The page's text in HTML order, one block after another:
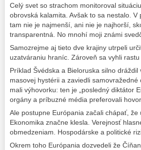
Celý svet so strachom monitoroval
obrovská kalamita. Avšak to sa nestalo.
tam nie je najmenší, ani nie je najhorší,
transparentná. No mnohí moji známi
Samozrejme aj tieto dve krajiny utrpeli
uzatváraniu hraníc. Zároveň sa vyhli
Príklad Švédska a Bieloruska silno
masovej hystérii a zaviedli
mali výhovorku: ten je „posledný diktátor
orgány a príbuzné média preferovali
Ale postupne Európania začali chápať,
Ekonomika značne klesla. Verejnosť
obmedzeniam. Hospodárske a politické
Okrem toho Európania dozvedeli že